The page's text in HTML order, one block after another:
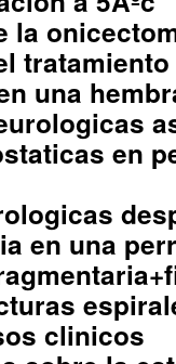
la
una
en
en una
clinicos